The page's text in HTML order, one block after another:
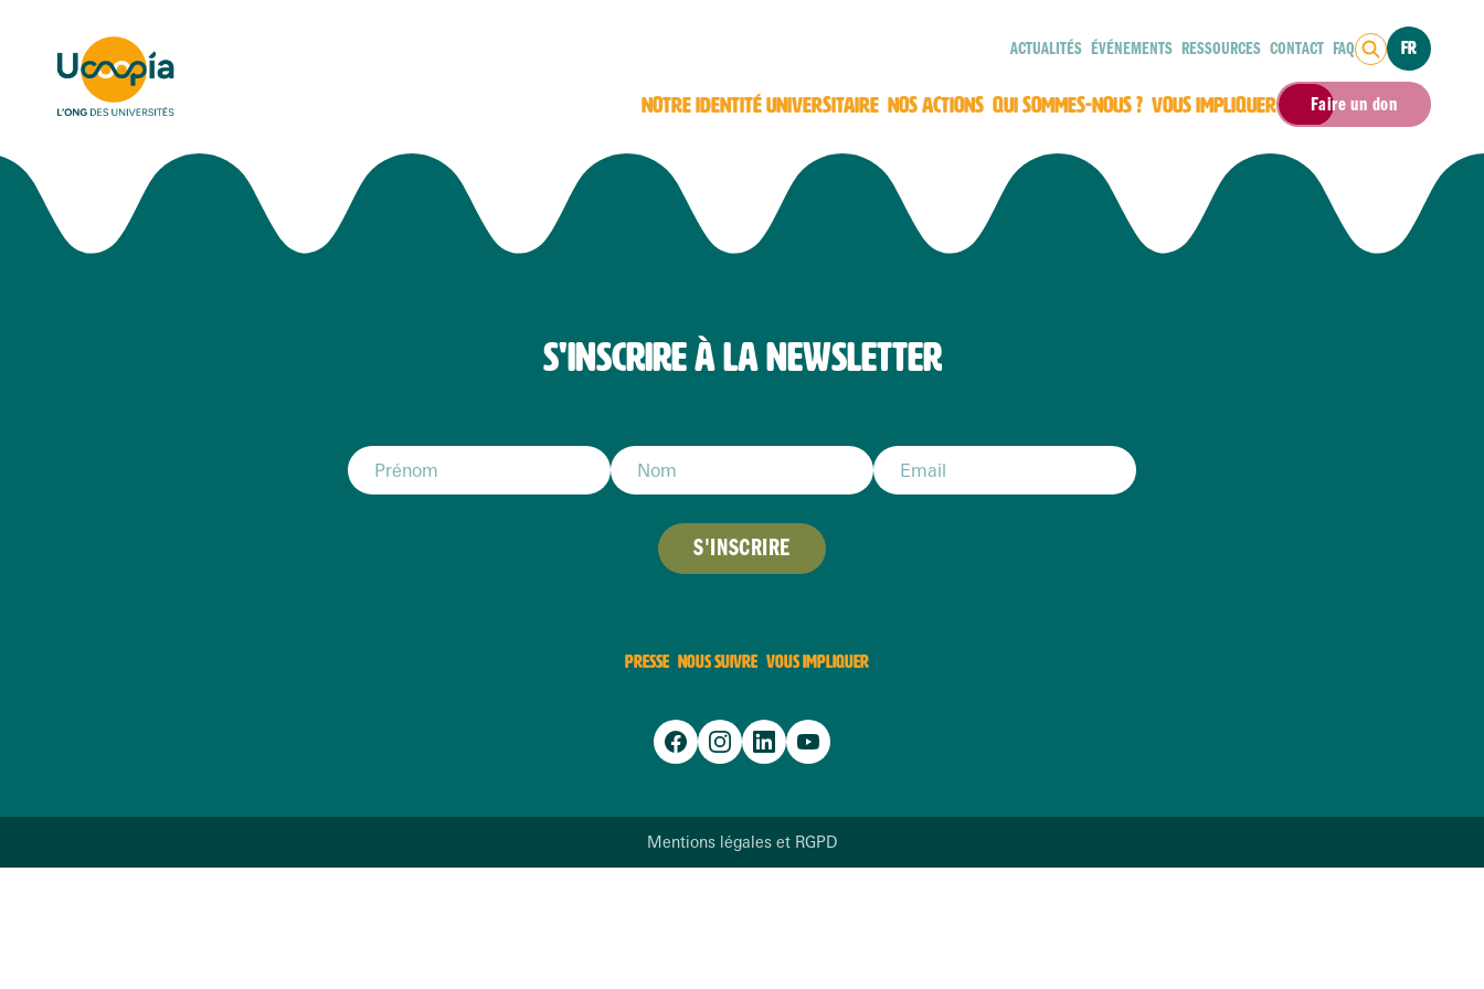
ACTUALITÉS ÉVÉNEMENTS RESSOURCES CONTACT FAQ FR
NOTRE IDENTITÉ UNIVERSITAIRE NOS ACTIONS QUI SOMMES-NOUS ? VOUS IMPLIQUER Faire un don
S'INSCRIRE À LA NEWSLETTER
S'INSCRIRE
PRESSE NOUS SUIVRE VOUS IMPLIQUER
Mentions légales et RGPD